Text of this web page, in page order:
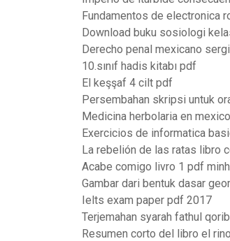
Fundamentos de electronica
Download buku sosiologi
Derecho penal mexicano
10.sınıf hadis kitabı pdf
El keşşaf 4 cilt pdf
Persembahan skripsi untuk
Medicina herbolaria en
Exercicios de informatica
La rebelión de las ratas libro
Acabe comigo livro 1 pdf
Gambar dari bentuk dasar
Ielts exam paper pdf 2017
Terjemahan syarah fathul
Resumen corto del libro el